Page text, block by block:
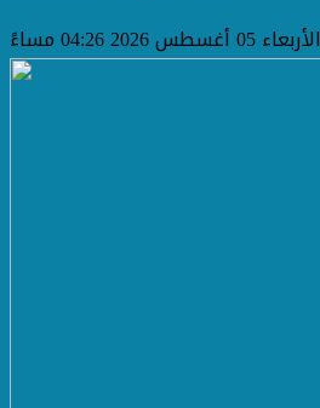
الأربعاء 05 أغسطس 2026 04:26 مساءً